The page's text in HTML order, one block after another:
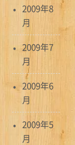
2009年8
月
2009年7
月
2009年6
月
2009年5
月